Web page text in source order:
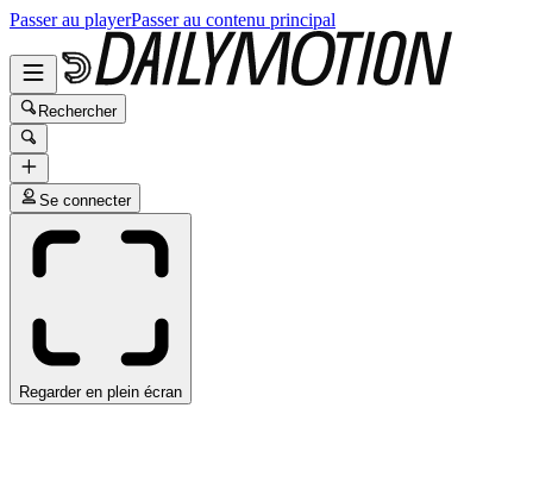
Passer au playerPasser au contenu principal
Rechercher
Se connecter
Regarder en plein écran